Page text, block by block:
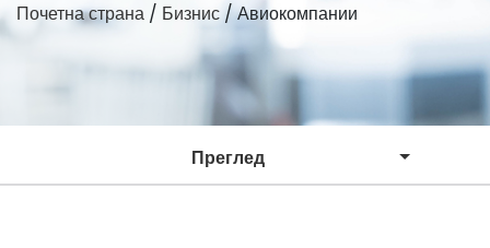
Почетна страна / Бизнис /Авиокомпании
Преглед